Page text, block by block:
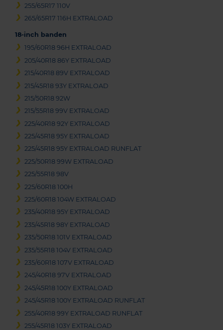
255/65R17 110V
265/65R17 116H EXTRALOAD
18-inch banden
195/60R18 96H EXTRALOAD
205/40R18 86Y EXTRALOAD
215/40R18 89V EXTRALOAD
215/45R18 93Y EXTRALOAD
215/50R18 92W
215/55R18 99V EXTRALOAD
225/40R18 92Y EXTRALOAD
225/45R18 95Y EXTRALOAD
225/45R18 95Y EXTRALOAD RUNFLAT
225/50R18 99W EXTRALOAD
225/55R18 98V
225/60R18 100H
225/60R18 104W EXTRALOAD
235/40R18 95Y EXTRALOAD
235/45R18 98Y EXTRALOAD
235/50R18 101V EXTRALOAD
235/55R18 104V EXTRALOAD
235/60R18 107V EXTRALOAD
245/40R18 97V EXTRALOAD
245/45R18 100Y EXTRALOAD
245/45R18 100Y EXTRALOAD RUNFLAT
255/40R18 99Y EXTRALOAD RUNFLAT
255/45R18 103Y EXTRALOAD